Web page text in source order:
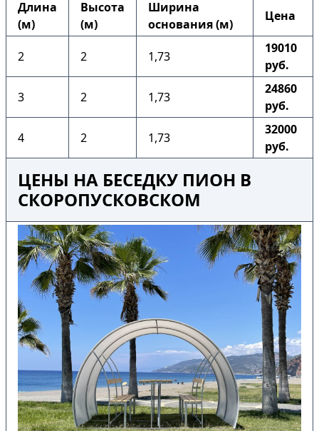
Длина
(м)
Высота
(м)
Ширина
основания (м)
Цена
2 2 1,73
19010
руб.
3 2 1,73
24860
руб.
4 2 1,73
32000
руб.
ЦЕНЫ НА БЕСЕДКУ ПИОН В
СКОРОПУСКОВСКОМ